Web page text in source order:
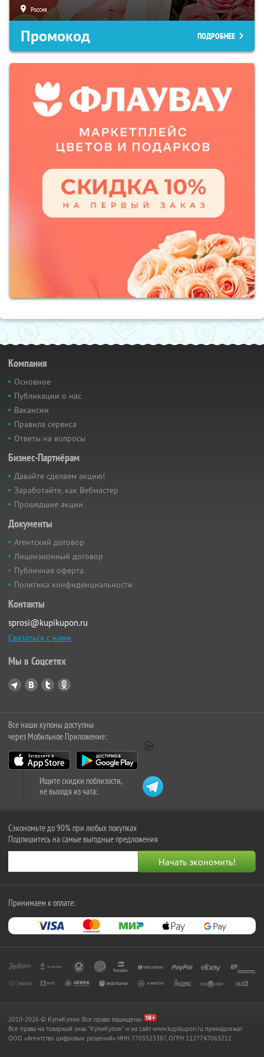
Россия
Промокод ПОДРОБНЕЕ
Компания
Основное
Публикации о нас
Вакансии
Правила сервиса
Ответы на вопросы
Бизнес-Партнёрам
Давайте сделаем акцию!
Заработайте, как Вебмастер
Прошедшие акции
Документы
Агентский договор
Лицензионный договор
Публичная оферта
Политика конфиденциальности
Контакты
sprosi@kupikupon.ru
Связаться с нами
Мы в Соцсетях
Все наши купоны доступны
через Мобильное Приложение:
Ищите скидки поблизости,
не выходя из чата:
Сэкономьте до 90% при любых покупках
Подпишитесь на самые выгодные предложения
Принимаем к оплате:
2010-2026 © КупиКупон. Все права защищены.
Все права на товарный знак "КупиКупон" и на сайт www.kupikupon.ru принадлежат
OOO «Агентство цифровых решений» ИНН 7705523387, ОГРН 1127747063212